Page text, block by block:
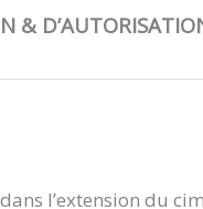
&
l’extension du